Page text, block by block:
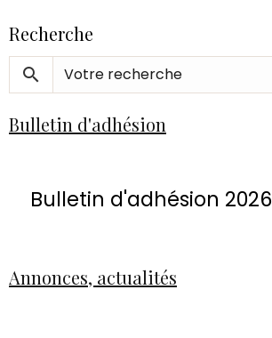
Recherche
Bulletin d'adhésion
Bulletin d'adhésion 2026
Annonces, actualités